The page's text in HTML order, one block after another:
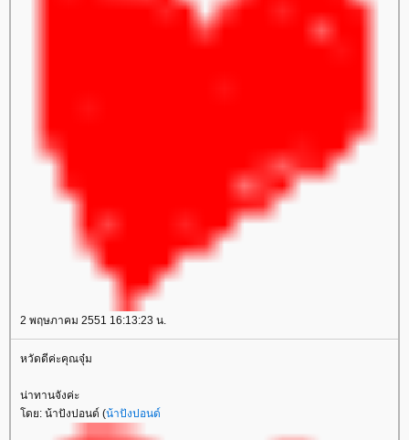
2 พฤษภาคม 2551 16:13:23 น.
หวัดดีค่ะคุณจุ๋ม
น่าทานจังค่ะ
โดย: น้าปังปอนด์ (น้าปังปอนด์